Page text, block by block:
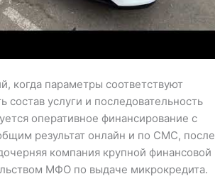
когда параметры соответствуют
услуги и последовательность
оперативное финансирование с
результат онлайн и по СМС, после
компания крупной финансовой
МФО по выдаче микрокредита.